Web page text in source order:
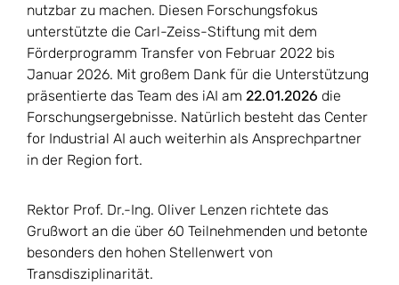
nutzbar zu machen. Diesen Forschungsfokus
unterstützte die Carl-Zeiss-Stiftung mit dem
Förderprogramm Transfer von Februar 2022 bis
Januar 2026. Mit großem Dank für die Unterstützung
präsentierte das Team des iAI am 22.01.2026 die
Forschungsergebnisse. Natürlich besteht das Center
for Industrial AI auch weiterhin als Ansprechpartner
in der Region fort.
Rektor Prof. Dr.-Ing. Oliver Lenzen richtete das
Grußwort an die über 60 Teilnehmenden und betonte
besonders den hohen Stellenwert von
Transdisziplinarität.